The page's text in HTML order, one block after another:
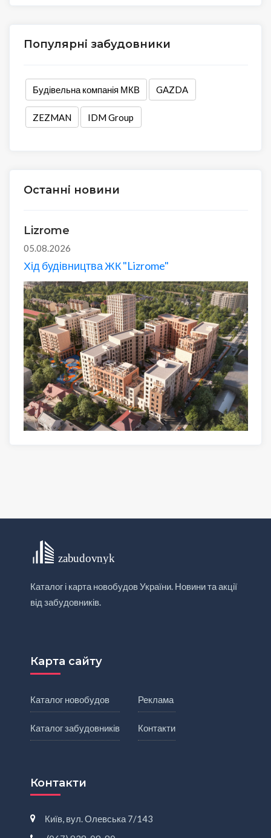
Популярні забудовники
Будівельна компанія МКВ GAZDA
ZEZMAN IDM Group
Останні новини
Lizrome
05.08.2026
Хід будівництва ЖК "Lizrome"
Каталог і карта новобудов України. Новини та акції
від забудовників.
Карта сайту
Каталог новобудов
Каталог забудовників
Реклама
Контакти
Контакти
Київ, вул. Олевська 7/143